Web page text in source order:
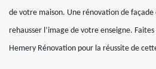
de votre maison. Une rénovation de façade
rehausser l’image de votre enseigne.
Hemery Rénovation pour la réussite de